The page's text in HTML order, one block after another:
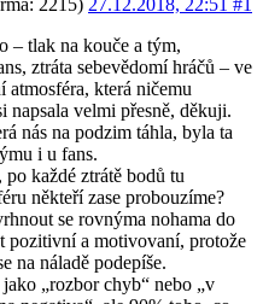
2215) 27.12.2018, 22:51 #1
– tlak na kouče a tým,
ztráta sebevědomí hráčů – ve
atmosféra, která ničemu
napsala velmi přesně, děkuji.
nás na podzim táhla, byla ta
i u fans.
po každé ztrátě bodů tu
někteří zase probouzíme?
se rovnýma nohama do
pozitivní a motivovaní, protože
na náladě podepíše.
„rozbor chyb“ nebo „v